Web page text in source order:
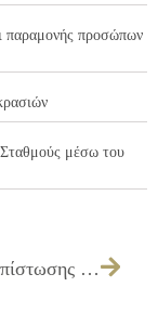
παραμονής προσώπων
Σταθμούς μέσω του
Έγκριση πίστωσης ποσού 1.353,00€ με Φ.Π.Α. για την προμήθεια κυκλοφορητή για την επισκευή της κεντρικής κλιματιστικής μονάδας του Αθλητικού Πολύκεντρου Ραδιοφωνίας